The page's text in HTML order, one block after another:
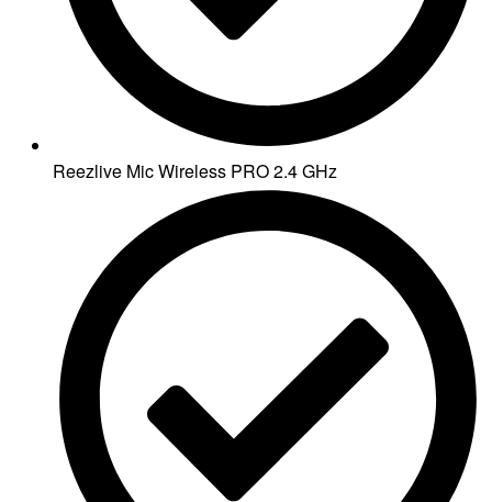
Reezlive Mic Wireless PRO 2.4 GHz